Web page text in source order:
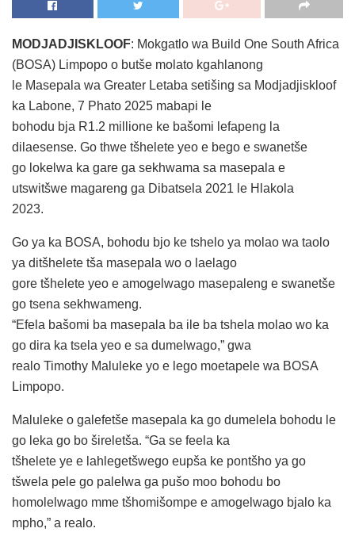
MODJADJISKLOOF: Mokgatlo wa Build One South Africa
(BOSA) Limpopo o butše molato kgahlanong
le Masepala wa Greater Letaba setišing sa Modjadjiskloof
ka Labone, 7 Phato 2025 mabapi le
bohodu bja R1.2 millione ke bašomi lefapeng la
dilaesense. Go thwe tšhelete yeo e bego e swanetše
go lokelwa ka gare ga sekhwama sa masepala e
utswitšwe magareng ga Dibatsela 2021 le Hlakola
2023.
Go ya ka BOSA, bohodu bjo ke tshelo ya molao wa taolo
ya ditšhelete tša masepala wo o laelago
gore tšhelete yeo e amogelwago masepaleng e swanetše
go tsena sekhwameng.
“Efela bašomi ba masepala ba ile ba tshela molao wo ka
go dira ka tsela yeo e sa dumelwago,” gwa
realo Timothy Maluleke yo e lego moetapele wa BOSA
Limpopo.
Maluleke o galefetše masepala ka go dumelela bohodu le
go leka go bo šireletša. “Ga se feela ka
tšhelete ye e lahlegetšwego eupša ke pontšho ya go
tšwela pele go palelwa ga pušo moo bohodu bo
homolelwago mme tšhomišompe e amogelwago bjalo ka
mpho,” a realo.